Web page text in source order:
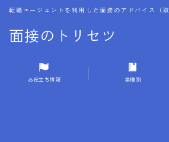
面接のトリセツ
転職エージェントを利用した面接のアドバイス（取
MENU
1.成功する面接戦略
お役立ち情報 業種別